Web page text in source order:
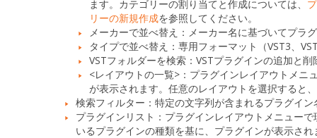
ます。カテゴリーの割り当てと作成については、
リーの新規作成を参照してください。
メーカーで並べ替え： メーカー名に基づいてプラ
タイプで並べ替え：専用フォーマット（VST3、
VSTフォルダーを検索：VSTプラグインの追加と
<レイアウトの一覧>：プラグインレイアウト メニ
が表示されます。任意のレイアウトを選択すると
検索フィルター： 特定の文字列が含まれるプラグイ
プラグインリスト：プラグインレイアウト メニュー
いるプラグインの種類を基に、プラグインが表示され